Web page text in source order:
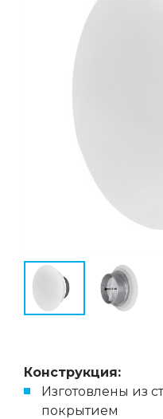
Конструкция:
Изготовлены из
покрытием